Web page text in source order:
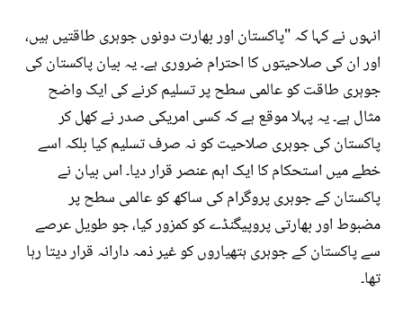
انہوں نے کہا کہ "پاکستان اور بھارت دونوں جوہری طاقتیں ہیں،
اور ان کی صلاحیتوں کا احترام ضروری ہے۔ یہ بیان پاکستان کی
جوہری طاقت کو عالمی سطح پر تسلیم کرنے کی ایک واضح
مثال ہے۔ یہ پہلا موقع ہے کہ کسی امریکی صدر نے کھل کر
پاکستان کی جوہری صلاحیت کو نہ صرف تسلیم کیا بلکہ اسے
خطے میں استحکام کا ایک اہم عنصر قرار دیا۔ اس بیان نے
پاکستان کے جوہری پروگرام کی ساکھ کو عالمی سطح پر
مضبوط اور بھارتی پروپیگنڈے کو کمزور کیا، جو طویل عرصے
سے پاکستان کے جوہری ہتھیاروں کو غیر ذمہ دارانہ قرار دیتا رہا
تھا۔